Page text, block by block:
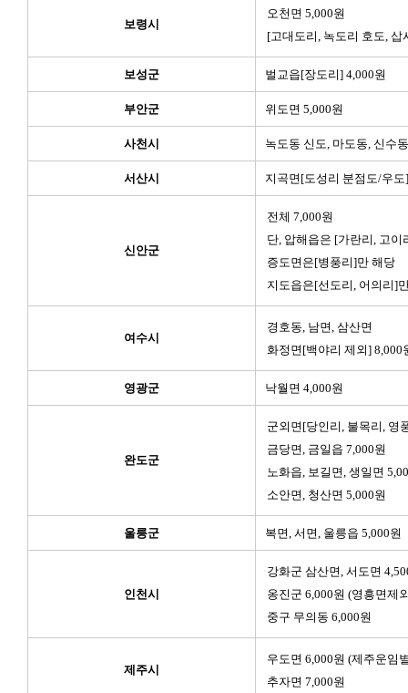
보령시
오천면 5,000원
[고대도리, 녹도리 호도,
보성군 벌교읍[장도리] 4,000원
부안군 위도면 5,000원
사천시 녹도동 신도, 마도동, 신수
서산시 지곡면[도성리 분점도/우도
신안군
전체 7,000원
단, 압해읍은 [가란리, 고이
증도면은[병풍리]만 해당
지도읍은[선도리, 어의리]
여수시
경호동, 남면, 삼산면
화정면[백야리 제외] 8,000
영광군 낙월면 4,000원
완도군
군외면[당인리, 불목리, 영
금당면, 금일읍 7,000원
노화읍, 보길면, 생일면
소안면, 청산면 5,000원
울릉군 복면, 서면, 울릉읍 5,000원
인천시
강화군 삼산면, 서도면
옹진군 6,000원 (영흥면제
중구 무의동 6,000원
제주시
우도면 6,000원 (제주운임
추자면 7,000원